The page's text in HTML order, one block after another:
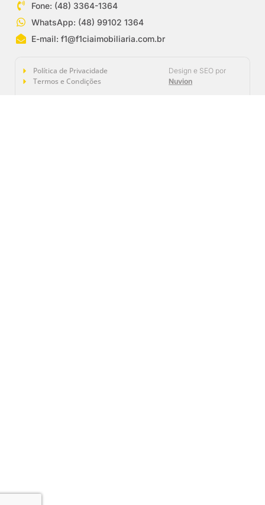
Fone: (48) 3364-1364
WhatsApp: (48) 99102 1364
E-mail:f1@f1ciaimobiliaria.com.br
Política de Privacidade
Termos e Condições
Design e SEO por
Nuvion